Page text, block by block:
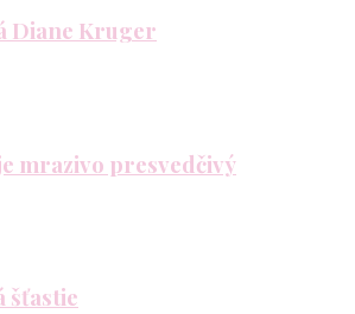
Diane Kruger
mrazivo presvedčivý
šťastie